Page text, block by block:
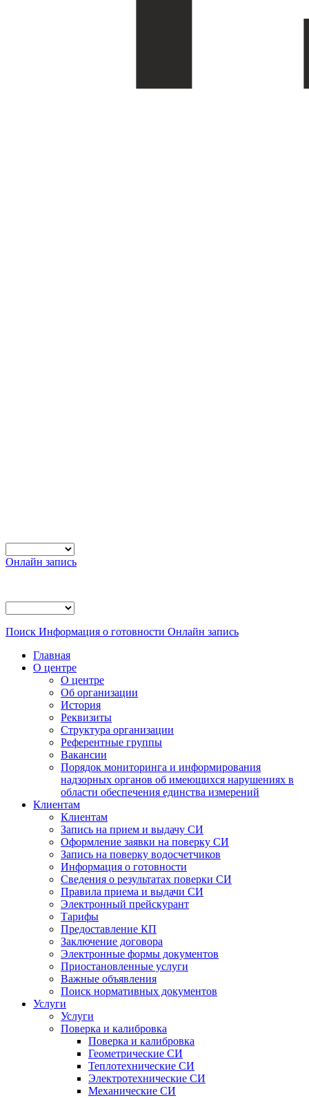
Онлайн запись
Поиск Информация о готовности Онлайн запись
Главная
О центре
О центре
Об организации
История
Реквизиты
Структура организации
Референтные группы
Вакансии
Порядок мониторинга и информирования
надзорных органов об имеющихся нарушениях в
области обеспечения единства измерений
Клиентам
Клиентам
Запись на прием и выдачу СИ
Оформление заявки на поверку СИ
Запись на поверку водосчетчиков
Информация о готовности
Сведения о результатах поверки СИ
Правила приема и выдачи СИ
Электронный прейскурант
Тарифы
Предоставление КП
Заключение договора
Электронные формы документов
Приостановленные услуги
Важные объявления
Поиск нормативных документов
Услуги
Услуги
Поверка и калибровка
Поверка и калибровка
Геометрические СИ
Теплотехнические СИ
Электротехнические СИ
Механические СИ